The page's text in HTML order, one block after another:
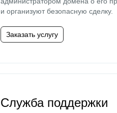
и организуют безопасную сделку.
Заказать услугу
Служба поддержки